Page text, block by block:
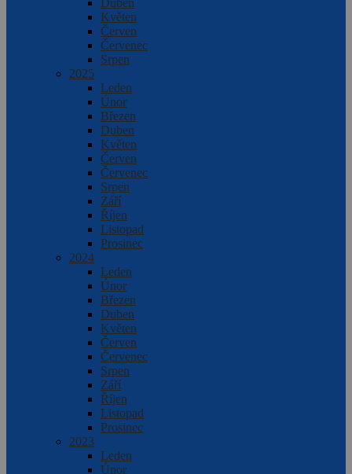
Duben
Květen
Červen
Červenec
Srpen
2025
Leden
Únor
Březen
Duben
Květen
Červen
Červenec
Srpen
Září
Říjen
Listopad
Prosinec
2024
Leden
Únor
Březen
Duben
Květen
Červen
Červenec
Srpen
Září
Říjen
Listopad
Prosinec
2023
Leden
Únor